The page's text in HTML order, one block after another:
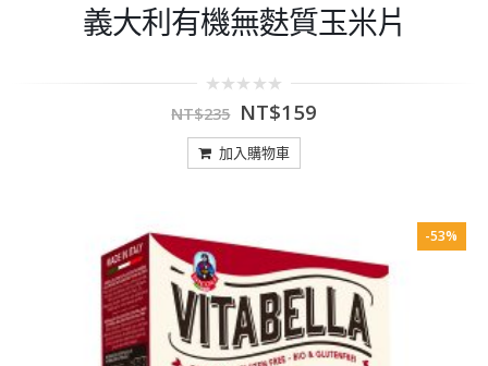
義大利有機無麩質玉米片
0
out
5
NT$235 NT$159
加入購物車
-53%